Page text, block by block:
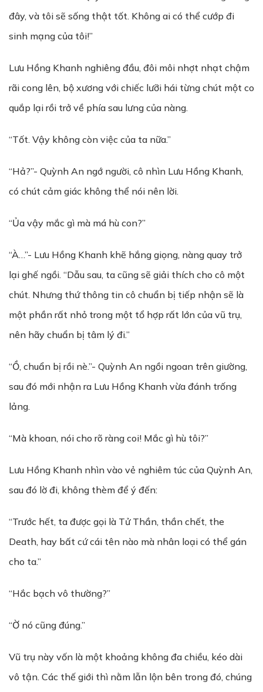
đây, và tôi sẽ sống thật tốt. Không ai có thể cướp đi
sinh mạng của tôi!”
Lưu Hồng Khanh nghiêng đầu, đôi môi nhợt nhạt chậm
rãi cong lên, bộ xương với chiếc lưỡi hái từng chút một co
quắp lại rồi trở về phía sau lưng của nàng.
“Tốt. Vậy không còn việc của ta nữa.”
“Hả?”- Quỳnh An ngớ người, cô nhìn Lưu Hồng Khanh,
có chút cảm giác không thể nói nên lời.
“Ủa vậy mắc gì mà má hù con?”
“À…”- Lưu Hồng Khanh khẽ hắng giọng, nàng quay trở
lại ghế ngồi. “Dẫu sau, ta cũng sẽ giải thích cho cô một
chút. Nhưng thứ thông tin cô chuẩn bị tiếp nhận sẽ là
một phần rất nhỏ trong một tổ hợp rất lớn của vũ trụ,
nên hãy chuẩn bị tâm lý đi.”
“Ồ, chuẩn bị rồi nè.”- Quỳnh An ngồi ngoan trên giường,
sau đó mới nhận ra Lưu Hồng Khanh vừa đánh trống
lảng.
“Mà khoan, nói cho rõ ràng coi! Mắc gì hù tôi?”
Lưu Hồng Khanh nhìn vào vẻ nghiêm túc của Quỳnh An,
sau đó lờ đi, không thèm để ý đến:
“Trước hết, ta được gọi là Tử Thần, thần chết, the
Death, hay bất cứ cái tên nào mà nhân loại có thể gán
cho ta.”
“Hắc bạch vô thường?”
“Ờ nó cũng đúng.”
Vũ trụ này vốn là một khoảng không đa chiều, kéo dài
vô tận. Các thế giới thì nằm lẫn lộn bên trong đó, chúng